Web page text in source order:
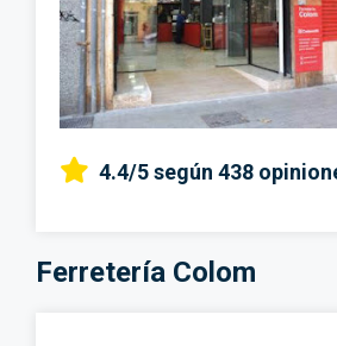
4.4/5según 438
Ferretería Colom